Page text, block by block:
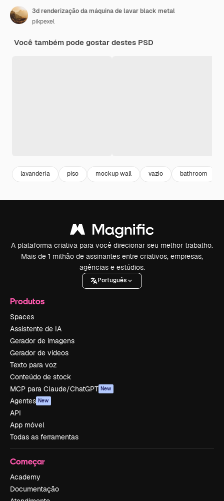
3d renderização da máquina de lavar black metal
pikpexel
Você também pode gostar destes PSD
lavanderia piso mockup wall vazio bathroom
A plataforma criativa para você direcionar seu melhor trabalho.
Mais de 1 milhão de assinantes entre criativos, empresas,
agências e estúdios.
Português
Produtos
Spaces
Assistente de IA
Gerador de imagens
Gerador de vídeos
Texto para voz
Conteúdo de stock
MCP para Claude/ChatGPT New
Agentes New
API
App móvel
Todas as ferramentas
Começar
Academy
Documentação